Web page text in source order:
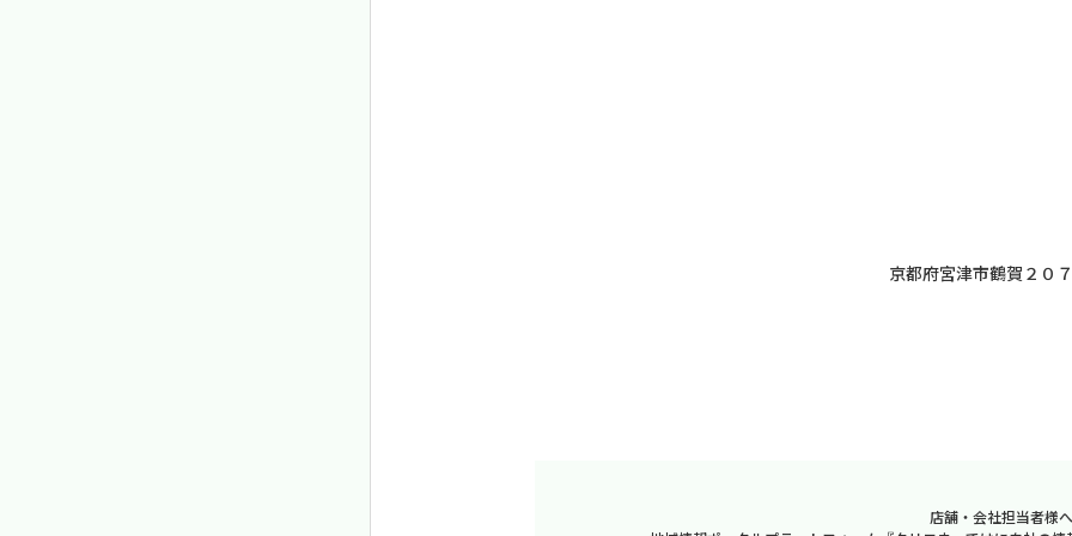
京都府宮津市鶴賀２０
店舗・会社担当者様へ